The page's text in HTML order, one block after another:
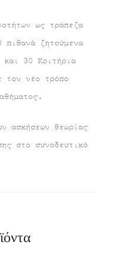
ως τράπεζα
πιθανά ζητούμενα
και 30 Κριτήρια
τον νέο τρόπο
ασκήσεων θεωρίας
στο συνοδευτικό